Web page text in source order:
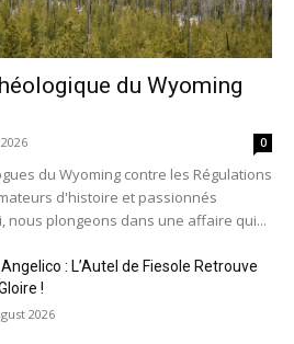
du Wyoming
0
du Wyoming contre les Régulations
d'histoire et passionnés
nous plongeons dans une affaire qui...
Angelico : L’Autel de Fiesole Retrouve
!
2026